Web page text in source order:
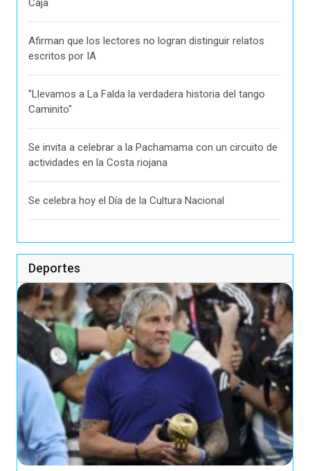
Caja
Afirman que los lectores no logran distinguir relatos
escritos por IA
"Llevamos a La Falda la verdadera historia del tango
Caminito"
Se invita a celebrar a la Pachamama con un circuito de
actividades en la Costa riojana
Se celebra hoy el Día de la Cultura Nacional
Deportes